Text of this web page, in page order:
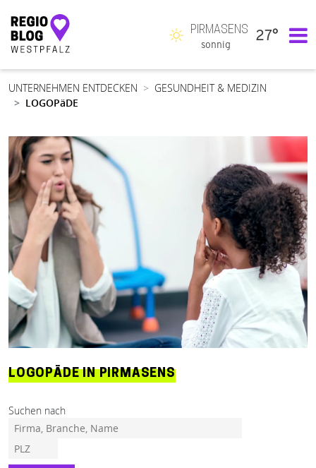
Hauptnavigation
PIRMASENS
sonnig
27°
UNTERNEHMEN ENTDECKEN
GESUNDHEIT & MEDIZIN
LOGOPäDE
LOGOPÄDE IN PIRMASENS
Suchen nach